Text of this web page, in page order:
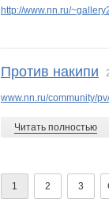
http://www.nn.ru/
Против накипи
www.nn.ru/community/
Читать полностью
1 2 3